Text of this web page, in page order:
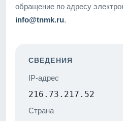
обращение по адресу
info@tnmk.ru.
СВЕДЕНИЯ
IP-адрес
216.73.217.52
Страна